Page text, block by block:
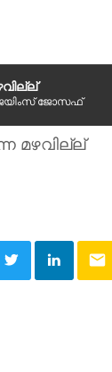
ജോസഫ്
മഴവില്ല്
email